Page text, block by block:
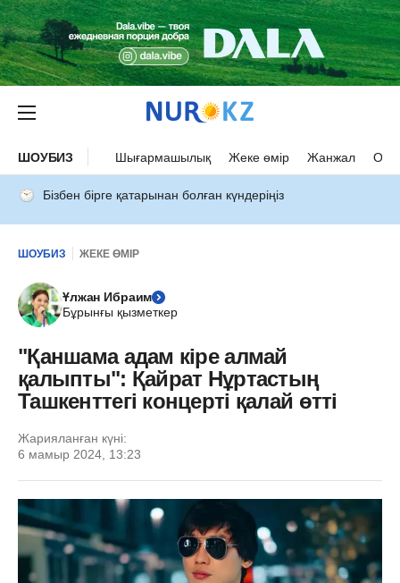
ШОУБИЗ Шығармашылық Жеке өмір Жанжал
Бізбен бірге қатарынан болған күндеріңіз
ШОУБИЗ ЖЕКЕ ӨМІР
Ұлжан Ибраим
Бұрынғы қызметкер
"Қаншама адам кіре алмай
қалыпты": Қайрат Нұртастың
Ташкенттегі концерті қалай өтті
Жарияланған күні:
6 мамыр 2024, 13:23